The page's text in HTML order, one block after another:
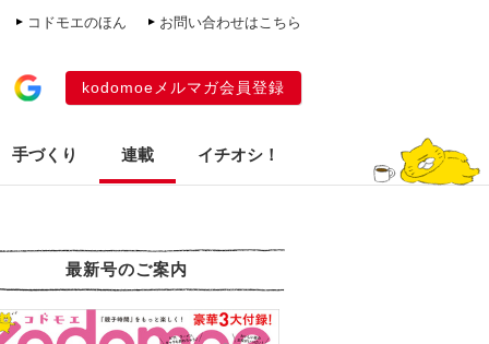
コドモエのほん お問い合わせはこちら
kodomoeメルマガ会員登録
手づくり 連載 イチオシ！
最新号のご案内